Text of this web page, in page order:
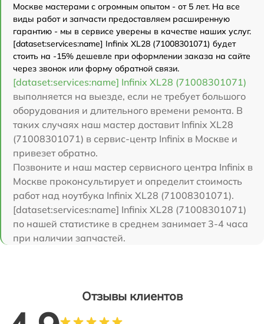
Москве мастерами с огромным опытом - от 5 лет. На все
виды работ и запчасти предоставляем расширенную
гарантию - мы в сервисе уверены в качестве наших услуг.
[dataset:services:name] Infinix XL28 (71008301071) будет
стоить на -15% дешевле при оформлении заказа на сайте
через звонок или форму обратной связи.
[dataset:services:name] Infinix XL28 (71008301071)
выполняется на выезде, если не требует большого
оборудования и длительного времени ремонта. В
таких случаях наш мастер доставит Infinix XL28
(71008301071) в сервис-центр Infinix в Москве и
привезет обратно.
Позвоните и наш мастер сервисного центра Infinix в
Москве проконсультирует и определит стоимость
работ над ноутбука Infinix XL28 (71008301071).
[dataset:services:name] Infinix XL28 (71008301071)
по нашей статистике в среднем занимает 3-4 часа
при наличии запчастей.
Отзывы клиентов